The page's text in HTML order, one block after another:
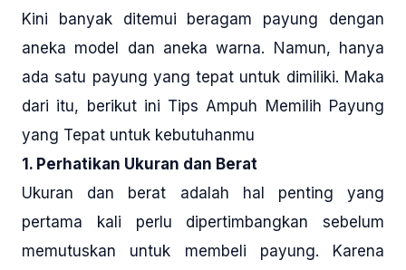
Kini banyak ditemui beragam payung dengan
aneka model dan aneka warna. Namun, hanya
ada satu payung yang tepat untuk dimiliki. Maka
dari itu, berikut ini Tips Ampuh Memilih Payung
yang Tepat untuk kebutuhanmu
1. Perhatikan Ukuran dan Berat
Ukuran dan berat adalah hal penting yang
pertama kali perlu dipertimbangkan sebelum
memutuskan untuk membeli payung. Karena